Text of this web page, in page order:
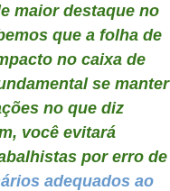
maior destaque no
que a folha de
no caixa de
se manter
no que diz
você evitará
por erro de
adequados ao